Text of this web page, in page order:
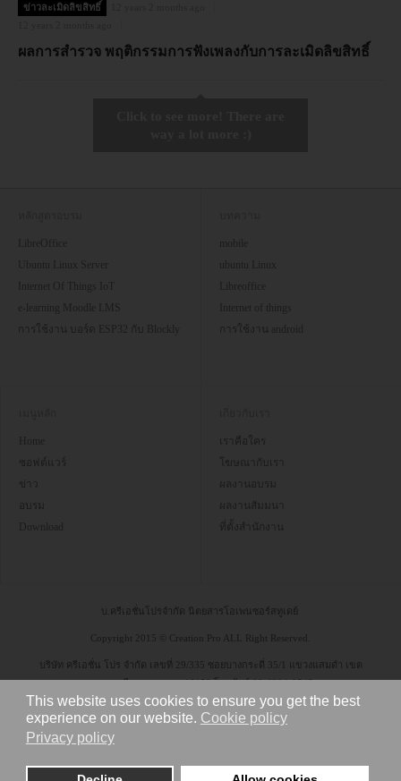
This website uses cookies to ensure you get the best
experience on our website. Cookie policy
Privacy policy
ข่าวละเมิดลิขสิทธิ์
ผลการสำรวจ พฤติกรรมการฟังเพลงกับการละเมิดลิขสิทธิ์
LibreOffice
Ubuntu Linux Server
Internet Of Things IoT
e-learning Moodle LMS
การใช้งาน บอร์ด ESP32 กับ Blockly
mobile
ubuntu Linux
Internet of things
การใช้งาน android
Home
ซอฟต์แวร์
ข่าว
อบรม
Download
เราคือใคร
โฆษณากับเรา
ผลงานอบรม
ผลงานสัมมนา
ที่ตั้งสำนักงาน
บ.ครีเอชั่นโปรจำกัด นิตยสารโอเพนซอร์สทูเดย์
Copyright 2015 © Creation Pro ALL Right Reserved.
บริษัท ครีเอชั่น โปร จำกัด เลขที่ 29/335 ซอยบางกระดี่ 35/1 แขวงแสมดำ เขต
บางขุนเทียน กรุงเทพฯ 10150 โทรศัพท์ 08-6304-9545